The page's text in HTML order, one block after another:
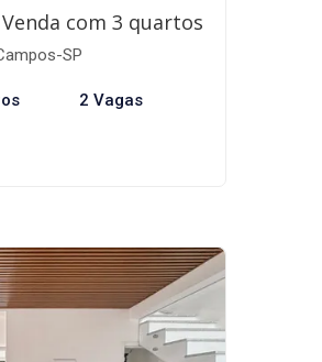
com 3 quartos
SP
2 Vagas